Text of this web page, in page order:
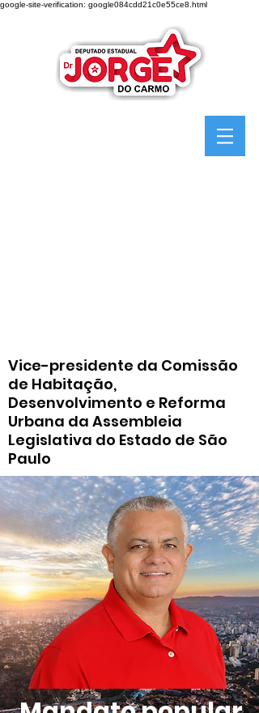
google-site-verification: google084cdd21c0e55ce8.html
Vice-presidente da Comissão
de Habitação,
Desenvolvimento e Reforma
Urbana da Assembleia
Legislativa do Estado de São
Paulo